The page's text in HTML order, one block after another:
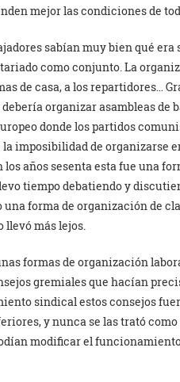
mejor las condiciones de
sabían muy bien qué era
como conjunto. La
de casa, a los repartidores…
organizar asambleas de
donde los partidos
imposibilidad de organizarse
años sesenta esta fue una
tiempo debatiendo y
forma de organización de
llevó más lejos.
formas de organización
gremiales que hacían
sindical estos consejos
y nunca se las trató
modificar el